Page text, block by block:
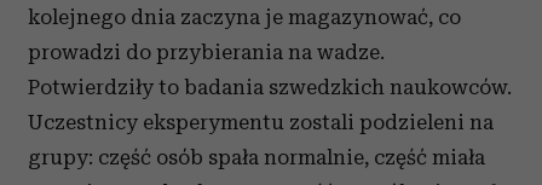
kolejnego dnia zaczyna je magazynować, co
prowadzi do przybierania na wadze.
Potwierdziły to badania szwedzkich naukowców.
Uczestnicy eksperymentu zostali podzieleni na
grupy: część osób spała normalnie, część miała